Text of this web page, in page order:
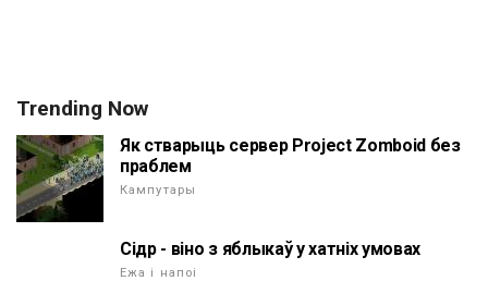
Trending Now
Як стварыць сервер Project Zomboid без
праблем
Кампутары
Сідр - віно з яблыкаў у хатніх умовах
Ежа і напоі